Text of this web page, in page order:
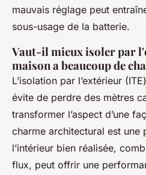
mauvais réglage peut
sous-usage de la batterie.
Vaut-il mieux isoler par
maison a beaucoup de
L’isolation par l’extérieur
évite de perdre des mètres
transformer l’aspect d’une
charme architectural est
l’intérieur bien réalisée,
flux, peut offrir une